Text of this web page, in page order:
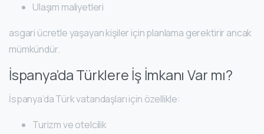
Ulaşım maliyetleri
asgari ücretle yaşayan kişiler için planlama gerektirir ancak
mümkündür.
İspanya’da Türklere İş İmkanı Var mı?
İspanya’da Türk vatandaşları için özellikle:
Turizm ve otelcilik